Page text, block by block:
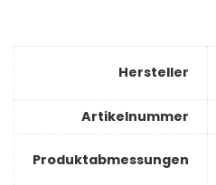
Hersteller
Artikelnummer
Produktabmessungen